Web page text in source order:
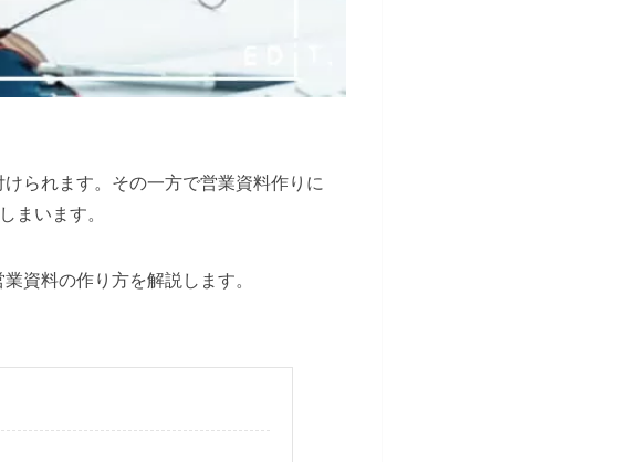
られます。その一方で営業資料作りに
まいます。
資料の作り方を解説します。